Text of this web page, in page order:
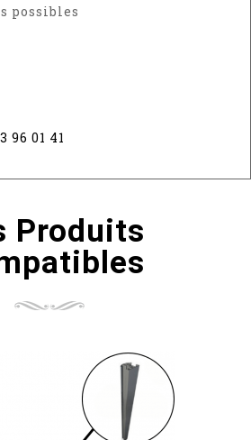
possibles
96 01 41
Produits